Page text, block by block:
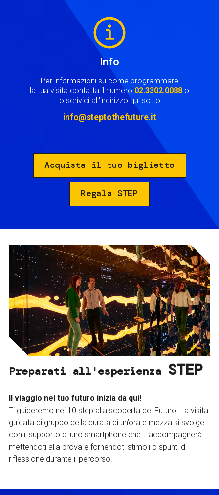
Info
Per informazioni su come programmare
la tua visita contatta il numero 02.3302.0088 o
o scrivici all'indirizzo qui sotto
info@steptothefuture.it
Acquista il tuo biglietto
Regala STEP
Preparati all'esperienza STEP
Il viaggio nel tuo futuro inizia da qui!
Ti guideremo nei 10 step alla scoperta del Futuro. La visita
guidata di gruppo della durata di un’ora e mezza si svolge
con il supporto di uno smartphone che ti accompagnerà
mettendoti alla prova e fornendoti stimoli o spunti di
riflessione durante il percorso.